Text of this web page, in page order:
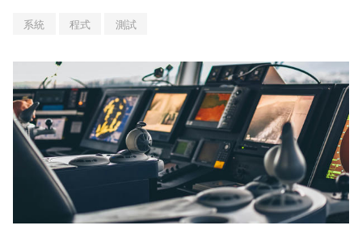
系統 程式 測試